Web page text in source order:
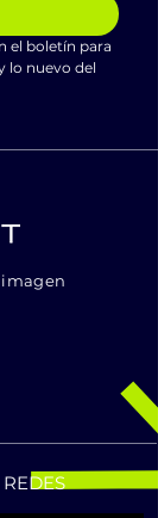
el boletín para
lo nuevo del
imagen
REDES